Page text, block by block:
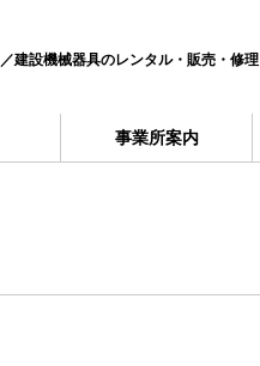
／建設機械器具のレンタル・販売・修理
事業所案内